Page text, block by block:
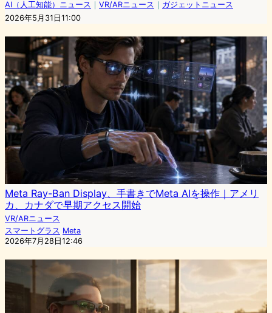
AI（人工知能）ニュース ｜ VR/ARニュース ｜ ガジェットニュース
2026年5月31日11:00
Meta Ray-Ban Display、手書きでMeta AIを操作｜アメリ
カ、カナダで早期アクセス開始
VR/ARニュース
スマートグラス Meta
2026年7月28日12:46